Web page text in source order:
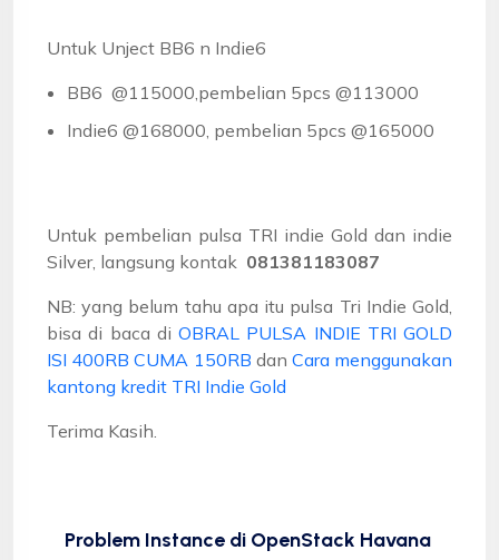
Untuk Unject BB6 n Indie6
BB6 @115000,pembelian 5pcs @113000
Indie6 @168000, pembelian 5pcs @165000
Untuk pembelian pulsa TRI indie Gold dan indie
Silver, langsung kontak 081381183087
NB: yang belum tahu apa itu pulsa Tri Indie Gold,
bisa di baca di OBRAL PULSA INDIE TRI GOLD
ISI 400RB CUMA 150RB dan Cara menggunakan
kantong kredit TRI Indie Gold
Terima Kasih.
Problem Instance di OpenStack Havana